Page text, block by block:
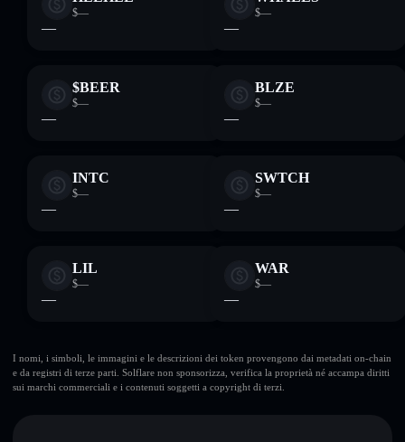
$—
—
$—
—
$BEER
$—
—
BLZE
$—
—
INTC
$—
—
SWTCH
$—
—
LIL
$—
—
WAR
$—
—
I nomi, i simboli, le immagini e le descrizioni dei token provengono dai metadati on-chain
e da registri di terze parti. Solflare non sponsorizza, verifica la proprietà né accampa diritti
sui marchi commerciali e i contenuti soggetti a copyright di terzi.